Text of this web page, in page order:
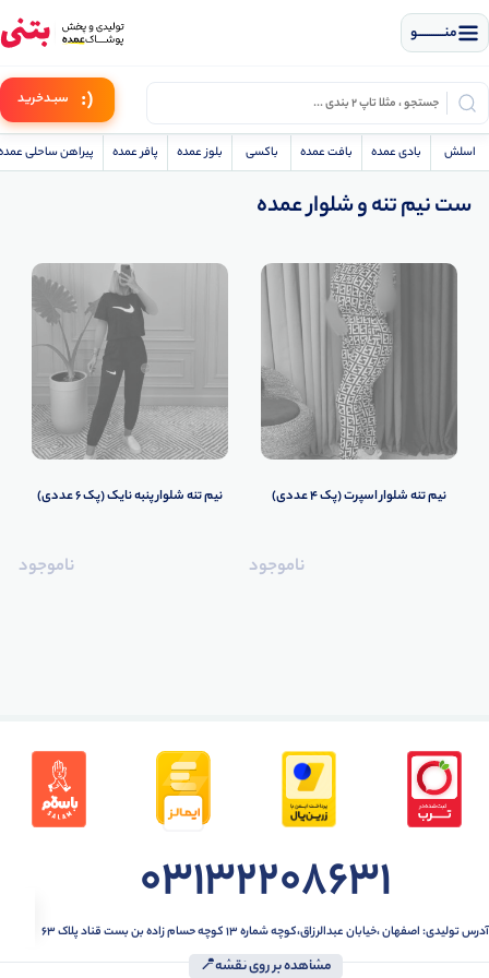
منــــــــــــو
(: سبـدخرید
اسلش بادی عمده بافت عمده باکسی بلوز عمده پافر عمده پیراهن ساحلی
ست نیم تنه و شلوار عمده
نیم تنه شلوار اسپرت (پک 4 عددی)
ناموجود
نیم تنه شلوار پنبه نایک (پک 6 عددی)
ناموجود
03132208631
آدرس تولیدی: اصفهان ،خیابان عبدالرزاق،کوچه شماره ۱۳ کوچه حسام زاده بن بست قناد پلاک ۶۳
مشاهده بر روی نقشه📍